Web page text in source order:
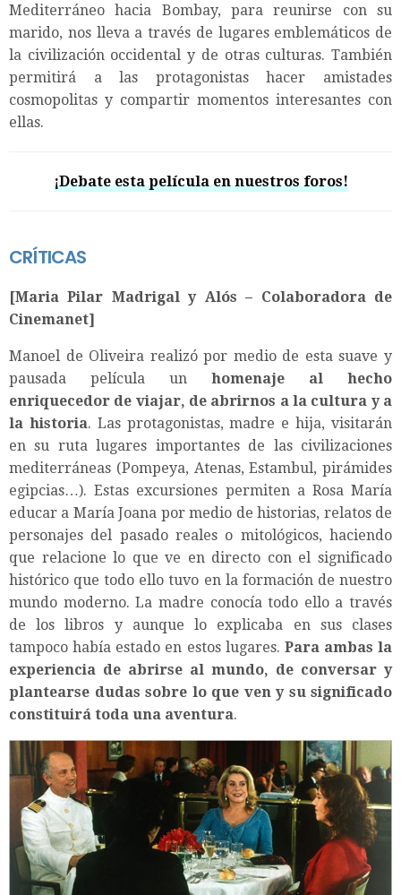
Mediterráneo hacia Bombay, para reunirse con su
marido, nos lleva a través de lugares emblemáticos de
la civilización occidental y de otras culturas. También
permitirá a las protagonistas hacer amistades
cosmopolitas y compartir momentos interesantes con
ellas.
¡Debate esta película en nuestros foros!
CRÍTICAS
[Maria Pilar Madrigal y Alós – Colaboradora de
Cinemanet]
Manoel de Oliveira realizó por medio de esta suave y
pausada película un homenaje al hecho
enriquecedor de viajar, de abrirnos a la cultura y a
la historia. Las protagonistas, madre e hija, visitarán
en su ruta lugares importantes de las civilizaciones
mediterráneas (Pompeya, Atenas, Estambul, pirámides
egipcias…). Estas excursiones permiten a Rosa María
educar a María Joana por medio de historias, relatos de
personajes del pasado reales o mitológicos, haciendo
que relacione lo que ve en directo con el significado
histórico que todo ello tuvo en la formación de nuestro
mundo moderno. La madre conocía todo ello a través
de los libros y aunque lo explicaba en sus clases
tampoco había estado en estos lugares. Para ambas la
experiencia de abrirse al mundo, de conversar y
plantearse dudas sobre lo que ven y su significado
constituirá toda una aventura.